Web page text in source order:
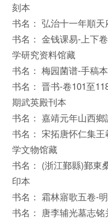
刻本
书名： 弘治十一年順
书名： 金钱课易-上下
学研究资料馆藏
书名： 梅园菌谱-手稿
书名： 晋书-卷101至
期武英殿刊本
书名： 嘉靖元年山西
书名： 宋拓唐怀仁集
学文物馆藏
书名： (浙江鄞縣)鄞東
印本
书名： 霜林寤歌五卷-
书名： 唐李辅光墓志